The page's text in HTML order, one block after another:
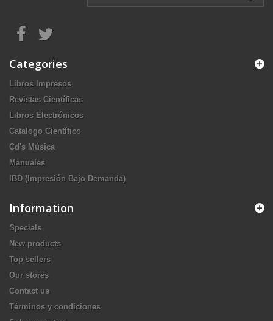
Categories
Libros Impresos
Revistas Científicas
Libros Electrónicos
Catalogo Científico
Cd's Música
Manuales
IBD (Impresión Bajo Demanda)
Information
Specials
New products
Top sellers
Our stores
Contact us
Términos y condiciones